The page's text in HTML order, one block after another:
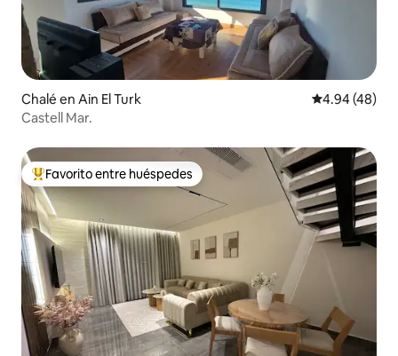
Chalé en Ain El Turk Calificación
4.94 (48)
Castell Mar.
Favorito entre huéspedes preferido
Favorito entre huéspedes